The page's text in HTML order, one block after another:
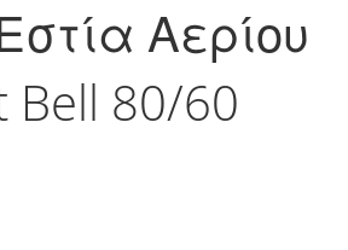
Αερίου
Bell 80/60